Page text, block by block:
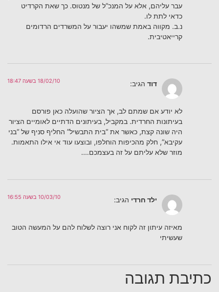
עבר עליהם, אלא על המנכ”ל של מנטוס. כך שאת הקרדיט
כדאי לתת לו.
נ.ב. מקווה באמת שמשהו יעבור על המשרדים הרדומים
קרייאטיבית.
דוד הגיב: 18/02/10 בשעה 18:47
לא יודע אם שמתם לב, אך הציור שהועלה כאן פורסם
בעיתונות החרדית. במקביל, בעיתונים הדתיים לאומיים הציור
היה שונה קצת, כאשר את “בית התבשיל” החליף סניף של “בני
עקיבא”, חלק מהכיפות הוחלפו, ובוצעו עוד אי אילו התאמות.
מוזר שלא עליתם על זה בעצמכם….
ילד חרדי הגיב: 10/03/10 בשעה 16:55
מאיזה עיתון זה לקוח אני רוצה לשלוח להם על המעשה הטוב
שעשיתי
כתיבת תגובה